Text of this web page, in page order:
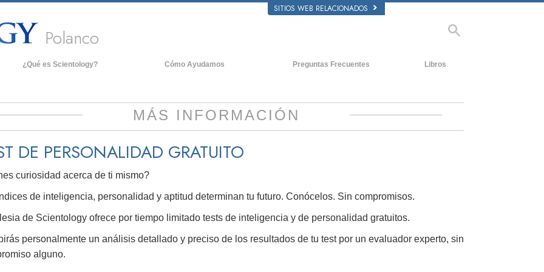
SITIOS WEB RELACIONADOS
Polanco
¿Qué es Scientology?
a un Scientologist
de una Iglesia
Principios Básicos de Scientology
Introducción a Dianética
y Odio: ¿Qué es Grandeza?
Cómo Ayudamos Preguntas Frecuentes
Dentro de una Iglesia
Libros
MÁS INFORMACIÓN
DE PERSONALIDAD GRATUITO
curiosidad acerca de ti mismo?
de inteligencia, personalidad y aptitud determinan tu futuro. Conócelos. Sin compromisos.
de Scientology ofrece por tiempo limitado tests de inteligencia y de personalidad gratuitos.
personalmente un análisis detallado y preciso de los resultados de tu test por un evaluador experto, sin
alguno.